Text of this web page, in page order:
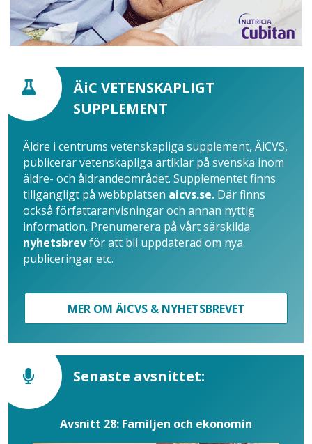
ÄiC VETENSKAPLIGT
SUPPLEMENT
Äldre i centrums vetenskapliga supplement, ÄiCVS,
publicerar vetenskapliga artiklar på svenska inom
äldre- och åldrandeområdet. Supplementet finns
tillgängligt på webbplatsen aicvs.se. Där finns
också författaranvisningar och annan nyttig
information. Prenumerera på vårt särskilda
nyhetsbrevför att bli uppdaterad om nya
publiceringar etc.
MER OM ÄICVS & NYHETSBREVET
Senaste avsnittet:
Avsnitt 28: Familjen och ekonomin